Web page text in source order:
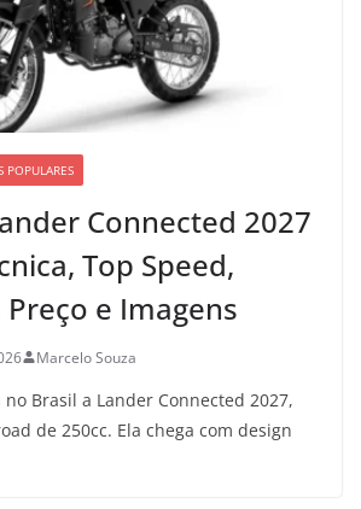
POPULARES
Connected 2027
Top Speed,
e Imagens
Marcelo Souza
Brasil a Lander Connected 2027,
de 250cc. Ela chega com design